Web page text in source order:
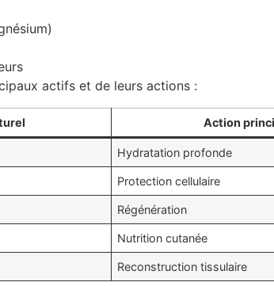
actifs et de leurs actions :
Action
Hydratation profonde
Protection cellulaire
Régénération
Nutrition cutanée
Reconstruction tissulaire